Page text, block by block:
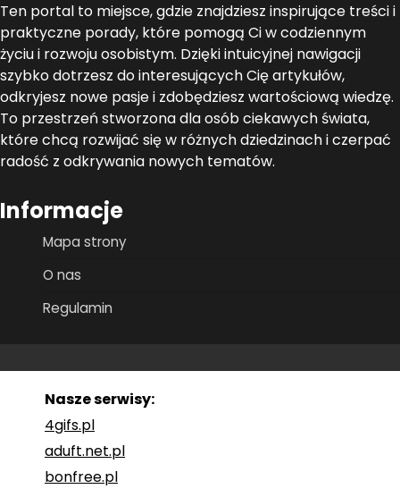
Ten portal to miejsce, gdzie znajdziesz inspirujące treści i
praktyczne porady, które pomogą Ci w codziennym
życiu i rozwoju osobistym. Dzięki intuicyjnej nawigacji
szybko dotrzesz do interesujących Cię artykułów,
odkryjesz nowe pasje i zdobędziesz wartościową wiedzę.
To przestrzeń stworzona dla osób ciekawych świata,
które chcą rozwijać się w różnych dziedzinach i czerpać
radość z odkrywania nowych tematów.
Informacje
Mapa strony
O nas
Regulamin
Nasze serwisy:
4gifs.pl
aduft.net.pl
bonfree.pl